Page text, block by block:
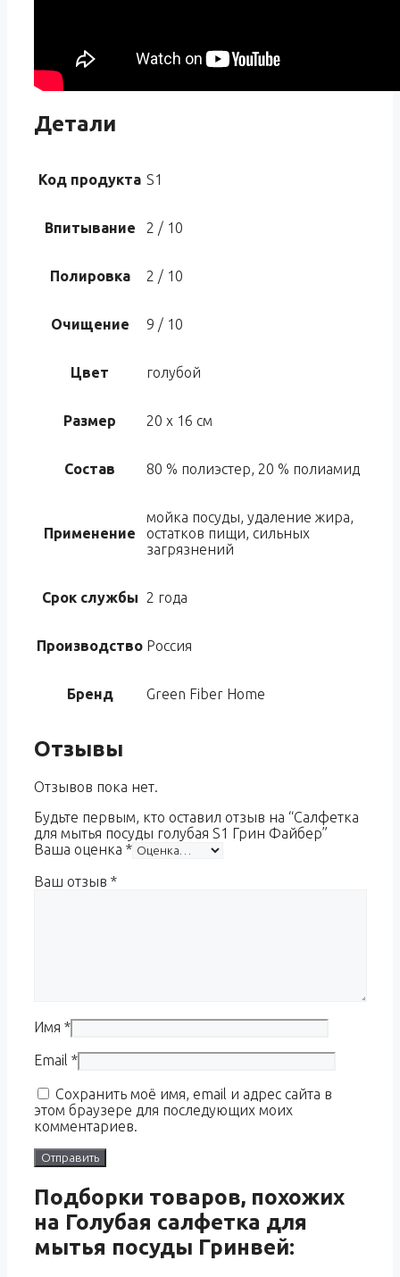
Детали
Код продукта S1
Впитывание 2 / 10
Полировка 2 / 10
Очищение 9 / 10
Цвет голубой
Размер 20 х 16 см
Состав 80 % полиэстер, 20 % полиамид
Применение
мойка посуды, удаление жира,
остатков пищи, сильных
загрязнений
Срок службы 2 года
Производство Россия
Бренд Green Fiber Home
Отзывы
Отзывов пока нет.
Будьте первым, кто оставил отзыв на “Салфетка
для мытья посуды голубая S1 Грин Файбер”
Ваша оценка *
Ваш отзыв *
Имя *
Email *
Сохранить моё имя, email и адрес сайта в
этом браузере для последующих моих
комментариев.
Подборки товаров, похожих
на Голубая салфетка для
мытья посуды Гринвей: